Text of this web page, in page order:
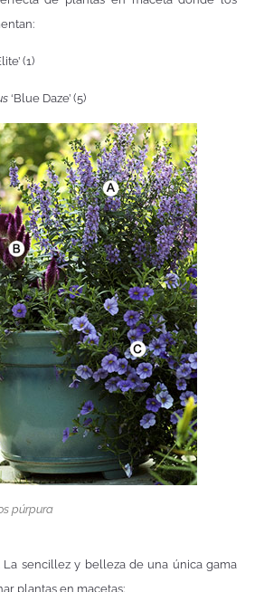
(1)
‘Blue Daze’ (5)
púrpura
La sencillez y belleza de una única gama
plantas en macetas: